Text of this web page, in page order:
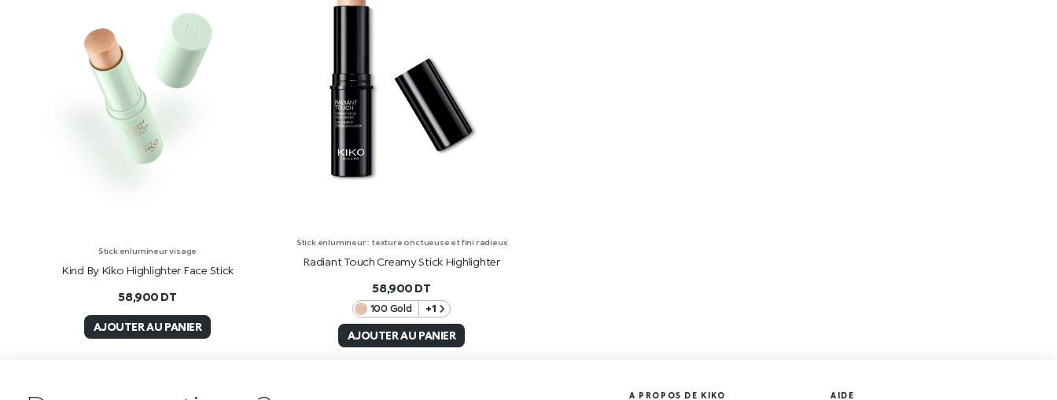
Stick enlumineur visage
Kind By Kiko Highlighter Face Stick
58,900 DT
AJOUTER AU PANIER
Stick enlumineur : texture onctueuse et fini radieux
Radiant Touch Creamy Stick Highlighter
58,900 DT
100 Gold +1
AJOUTER AU PANIER
A PROPOS DE KIKO AIDE